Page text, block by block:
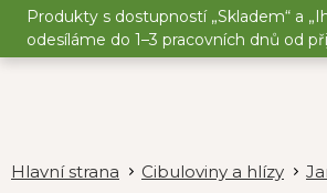
Přejít
obsah
Produkty s dostupností „Skladem“ a
odesíláme do 1–3 pracovních dnů od
Cibuloviny a hlízy